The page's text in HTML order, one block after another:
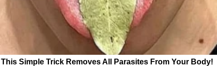
This Simple Trick Removes All Parasites From Your Body!